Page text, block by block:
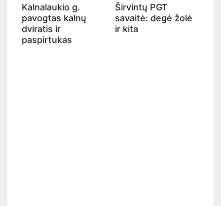
Kalnalaukio g.
pavogtas kalnų
dviratis ir
paspirtukas
Širvintų PGT
savaitė: degė žolė
ir kita